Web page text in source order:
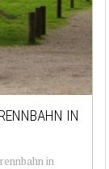
IN
in